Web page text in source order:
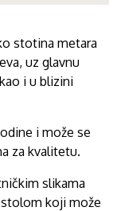
stotina metara
uz glavnu
i u blizini
i može se
za kvalitetu.
slikama
koji može